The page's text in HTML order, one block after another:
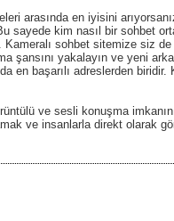
arasında en iyisini
sayede kim nasıl bir sohbet
sohbet sitemize siz
şansını yakalayın ve yeni
en başarılı adreslerden
ve sesli konuşma
ve insanlarla direkt olarak